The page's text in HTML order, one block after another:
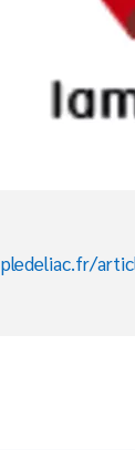
pledeliac.fr/